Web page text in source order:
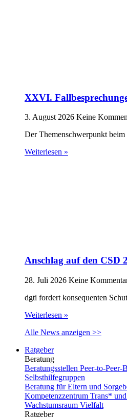
XXVI.
3. August 2026 Keine
Der Themenschwerpunkt
Weiterlesen »
Anschlag auf den CSD
28. Juli 2026 Keine
dgti fordert konsequenten
Weiterlesen »
Alle News anzeigen >>
Ratgeber
Beratung
Beratungsstellen Peer-to-Peer-
Selbsthilfegruppen
Beratung für Eltern und
Kompetenzzentrum Trans*
Wachstumsraum Vielfalt
Ratgeber